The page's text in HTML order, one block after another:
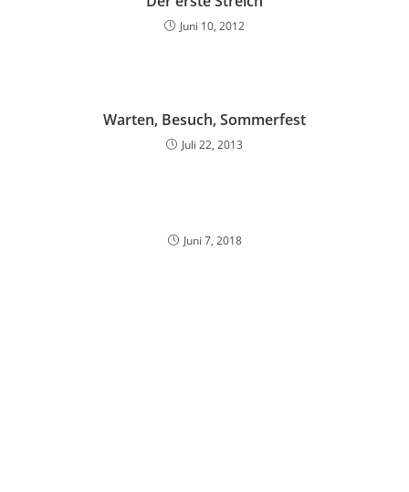
Juni 10, 2012
Warten, Besuch, Sommerfest
Juli 22, 2013
Juni 7, 2018